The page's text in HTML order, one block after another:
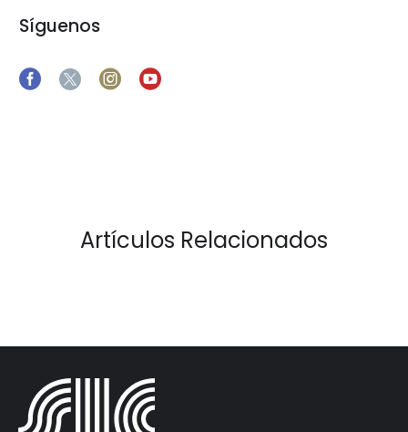
Síguenos
Artículos Relacionados